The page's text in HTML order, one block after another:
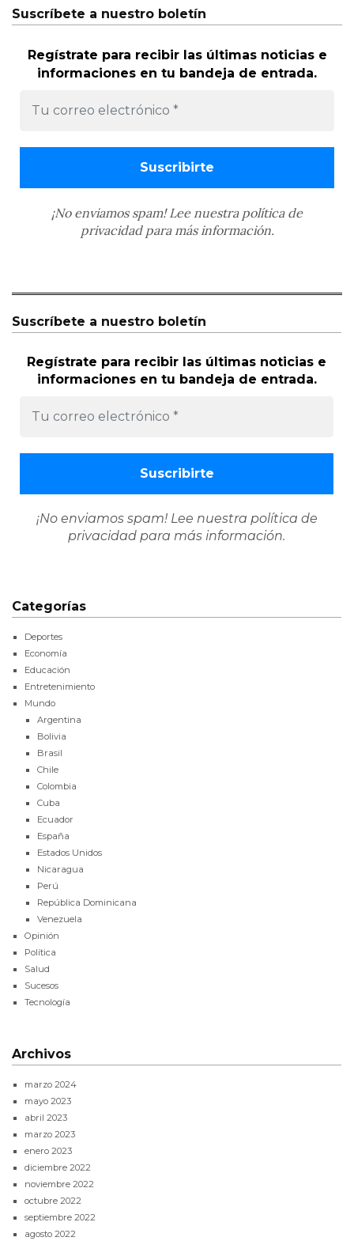
Suscríbete a nuestro boletín
Regístrate para recibir las últimas noticias e
informaciones en tu bandeja de entrada.
¡No enviamos spam! Lee nuestra política de
privacidadpara más información.
Suscríbete a nuestro boletín
Regístrate para recibir las últimas noticias e
informaciones en tu bandeja de entrada.
¡No enviamos spam! Lee nuestra política de
privacidad para más información.
Categorías
Deportes
Economía
Educación
Entretenimiento
Mundo
Argentina
Bolivia
Brasil
Chile
Colombia
Cuba
Ecuador
España
Estados Unidos
Nicaragua
Perú
República Dominicana
Venezuela
Opinión
Política
Salud
Sucesos
Tecnología
Archivos
marzo 2024
mayo 2023
abril 2023
marzo 2023
enero 2023
diciembre 2022
noviembre 2022
octubre 2022
septiembre 2022
agosto 2022